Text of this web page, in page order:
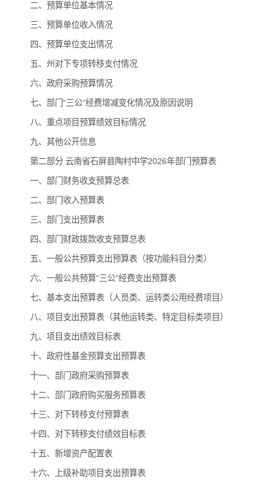
二、预算单位基本情况
三、预算单位收入情况
四、预算单位支出情况
五、州对下专项转移支付情况
六、政府采购预算情况
七、部门“三公”经费增减变化情况及原因说明
八、重点项目预算绩效目标情况
九、其他公开信息
第二部分 云南省石屏县陶村中学2026年部门预算表
一、部门财务收支预算总表
二、部门收入预算表
三、部门支出预算表
四、部门财政拨款收支预算总表
五、一般公共预算支出预算表（按功能科目分类）
六、一般公共预算“三公”经费支出预算表
七、基本支出预算表（人员类、运转类公用经费项目）
八、项目支出预算表（其他运转类、特定目标类项目）
九、项目支出绩效目标表
十、政府性基金预算支出预算表
十一、部门政府采购预算表
十二、部门政府购买服务预算表
十三、对下转移支付预算表
十四、对下转移支付绩效目标表
十五、新增资产配置表
十六、上级补助项目支出预算表